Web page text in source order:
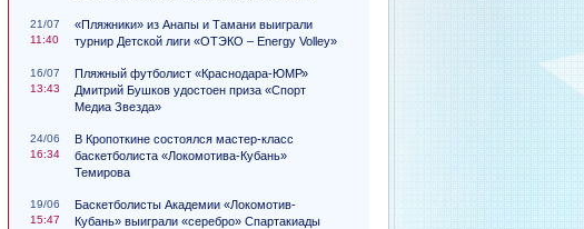
21/07
11:40
«Пляжники» из Анапы и Тамани выиграли
турнир Детской лиги «ОТЭКО – Energy Volley»
16/07
13:43
Пляжный футболист «Краснодара-ЮМР»
Дмитрий Бушков удостоен приза «Спорт
Медиа Звезда»
24/06
16:34
В Кропоткине состоялся мастер-класс
баскетболиста «Локомотива-Кубань»
Темирова
19/06
15:47
Баскетболисты Академии «Локомотив-
Кубань» выиграли «серебро» Спартакиады